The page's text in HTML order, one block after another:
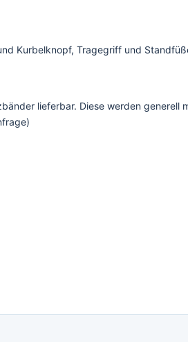
Kurbelknopf, Tragegriff und
lieferbar. Diese werden